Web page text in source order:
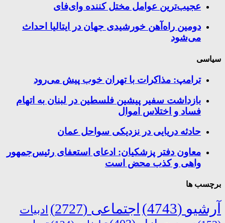
عجیب‌ترین عوامل مختل کننده وای‌فای
دومین راه‌آهن خورشیدی جهان در ایتالیا احداث
می‌شود
سیاسی
ترامپ: مذاکرات با تهران خوب پیش می‌رود
بازداشت سفیر پیشین فلسطین در لبنان به اتهام
فساد و اختلاس اموال
حادثه دریایی در نزدیکی سواحل عمان
معاون دفتر پزشکیان: ادعای استعفای رئیس‌جمهور
واهی و کذب محض است
برچسب ها
آرشیو (4743) اجتماعی (2727)
ادبیات